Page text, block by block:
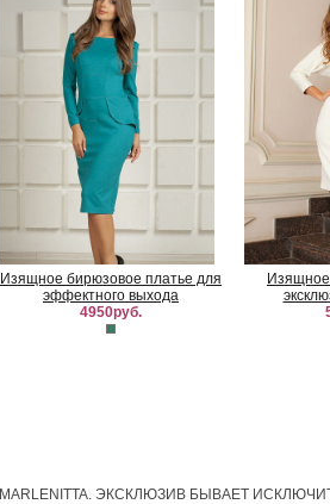
Изящное бирюзовое платье для
эффектного выхода
4950руб.
MARLENITTA. ЭКСКЛЮЗИВ БЫВАЕТ